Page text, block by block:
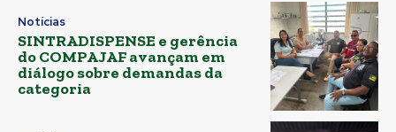
Notícias
SINTRADISPENSE e gerência
do COMPAJAF avançam em
diálogo sobre demandas da
categoria